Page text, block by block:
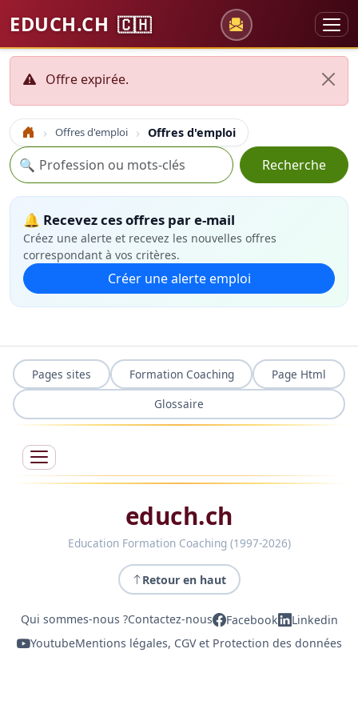
EDUCH.CH 🇨🇭
Offre expirée.
Accueil Offres d'emploi Offres d'emploi
Recherche
🔍 Recherche
🔔 Recevez ces offres par e-mail
Créez une alerte et recevez les nouvelles offres
correspondant à vos critères.
Créer une alerte emploi
Pages sites Formation Coaching
Page Html
Glossaire
educh.ch
Education Formation Coaching (1997-2026)
Retour en haut
Qui sommes-nous ?Contactez-nous Facebook
Linkedin
YoutubeMentions légales, CGV et Protection des données